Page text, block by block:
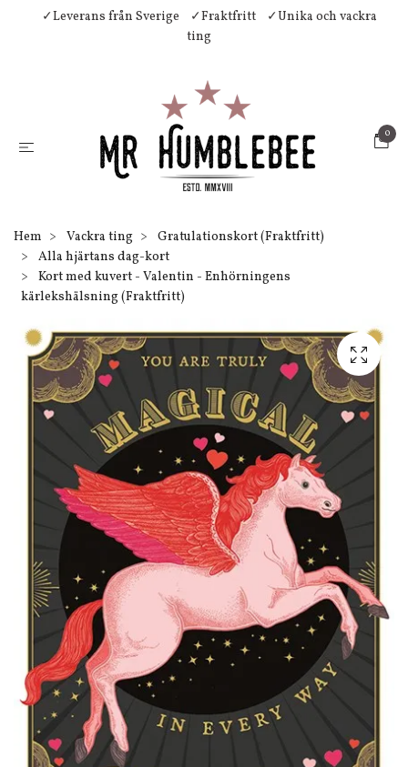
✓Leverans från Sverige ✓Fraktfritt
✓Unika och vackra
ting
0
Hem Vackra ting
Gratulationskort (Fraktfritt)
Alla hjärtans dag-kort
Kort med kuvert - Valentin - Enhörningens
kärlekshälsning (Fraktfritt)